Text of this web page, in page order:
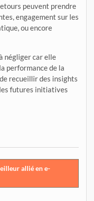
peuvent prendre
engagement sur les
ou encore
négliger car elle
performance de la
recueillir des insights
futures initiatives
allié en e-